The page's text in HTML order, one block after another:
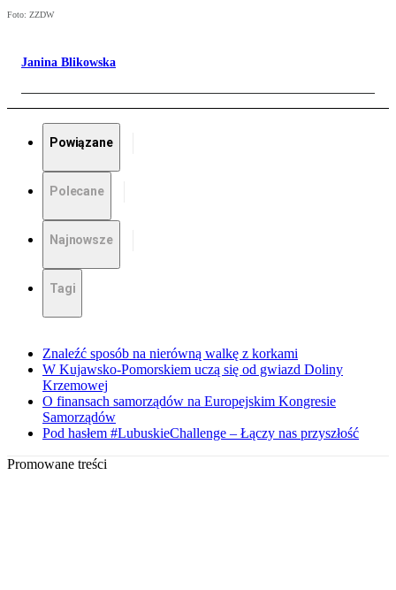
Foto: ZZDW
Janina Blikowska
Powiązane
Polecane
Najnowsze
Tagi
Znaleźć sposób na nierówną walkę z korkami
W Kujawsko-Pomorskiem uczą się od gwiazd Doliny
Krzemowej
O finansach samorządów na Europejskim Kongresie
Samorządów
Pod hasłem #LubuskieChallenge – Łączy nas przyszłość
Promowane treści